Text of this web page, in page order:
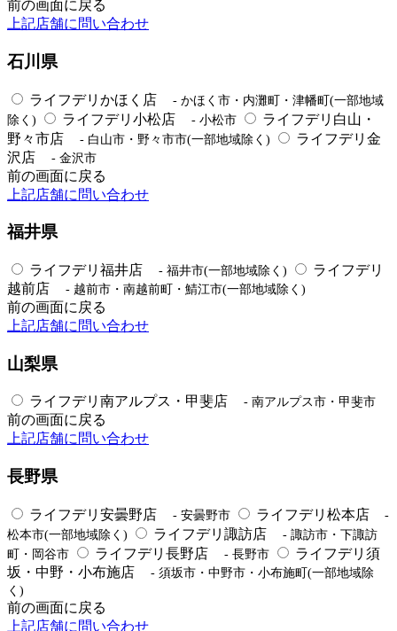
前の画面に戻る
上記店舗に問い合わせ
石川県
ライフデリかほく店
- かほく市・内灘町・津幡町(一部地域
除く)
ライフデリ小松店 - 小松市
ライフデリ白山・
野々市店
- 白山市・野々市市(一部地域除く)
ライフデリ金
沢店
- 金沢市
前の画面に戻る
上記店舗に問い合わせ
福井県
ライフデリ福井店 - 福井市(一部地域除く)
ライフデリ
越前店
- 越前市・南越前町・鯖江市(一部地域除く)
前の画面に戻る
上記店舗に問い合わせ
山梨県
ライフデリ南アルプス・甲斐店 - 南アルプス市・甲斐市
前の画面に戻る
上記店舗に問い合わせ
長野県
ライフデリ安曇野店 - 安曇野市 ライフデリ松本店
-
松本市(一部地域除く)
ライフデリ諏訪店
- 諏訪市・下諏訪
町・岡谷市
ライフデリ長野店 - 長野市
ライフデリ須
坂・中野・小布施店
- 須坂市・中野市・小布施町(一部地域除
く)
前の画面に戻る
上記店舗に問い合わせ